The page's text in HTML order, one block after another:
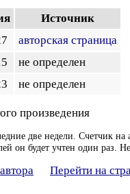
Источник
авторская страница
не определен
не определен
произведения
две недели. Счетчик
он будет учтен один раз.
Перейти на